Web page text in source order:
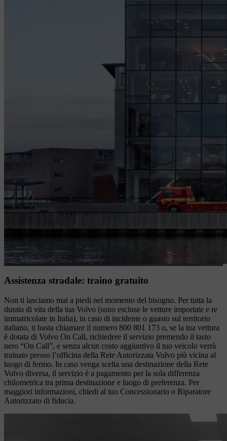
Assistenza stradale: traino gratuito
Non ti lasciamo mai a piedi nel momento del bisogno. Per tutta la
durata di vita della tua Volvo (sono escluse le vetture importate e re
immatricolate in Italia), in caso di incidente o guasto sul territorio
italiano, ti basta chiamare il numero 800 801 173 o, se la tua vettura
è dotata di Volvo On Call, richiedere il servizio premendo il tasto
nero “On Call”, e senza alcun costo aggiuntivo il tuo veicolo verrà
trainato presso l’officina della Rete Autorizzata Volvo più vicina al
luogo di fermo. In caso venga scelta una destinazione della Rete
Volvo diversa, il servizio è a pagamento per la sola differenza
chilometrica tra prima destinazione e luogo di preferenza. Per
maggiori informazioni, chiedi al tuo Concessionario o Riparatore
Autorizzato di fiducia.